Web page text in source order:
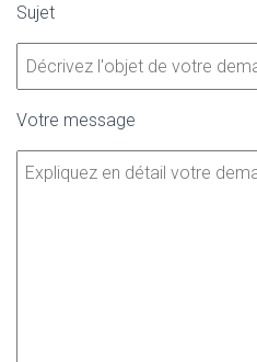
Sujet
Votre message